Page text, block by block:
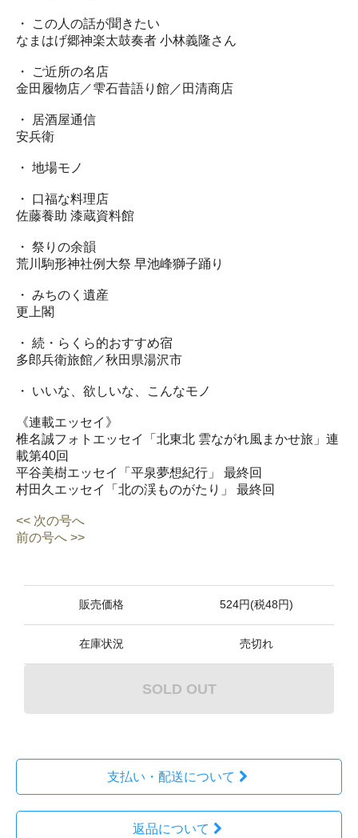
・ この人の話が聞きたい
なまはげ郷神楽太鼓奏者 小林義隆さん
・ ご近所の名店
金田履物店／雫石昔語り館／田清商店
・ 居酒屋通信
安兵衛
・ 地場モノ
・ 口福な料理店
佐藤養助 漆蔵資料館
・ 祭りの余韻
荒川駒形神社例大祭 早池峰獅子踊り
・ みちのく遺産
更上閣
・ 続・らくら的おすすめ宿
多郎兵衛旅館／秋田県湯沢市
・ いいな、欲しいな、こんなモノ
《連載エッセイ》
椎名誠フォトエッセイ「北東北 雲ながれ風まかせ旅」連
載第40回
平谷美樹エッセイ「平泉夢想紀行」 最終回
村田久エッセイ「北の渓ものがたり」 最終回
<< 次の号へ
前の号へ >>
販売価格 524円(税48円)
在庫状況 売切れ
SOLD OUT
支払い・配送について
返品について